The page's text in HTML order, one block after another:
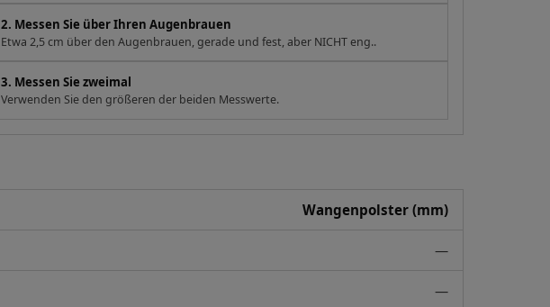
2. Messen Sie über Ihren Augenbrauen
Etwa 2,5 cm über den Augenbrauen, gerade und fest, aber NICHT eng..
3. Messen Sie zweimal
Verwenden Sie den größeren der beiden Messwerte.
Wangenpolster (mm)
—
—